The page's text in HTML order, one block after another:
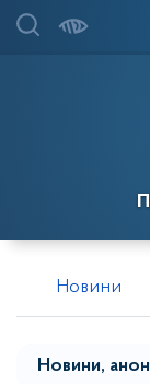
Мапа меню
Новини
Новини,
Головна
`Петрівська
Мапа розділу